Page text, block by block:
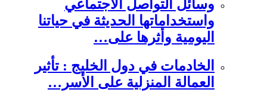
وسائل التواصل الاجتماعي
واستخداماتها الحديثة في حياتنا
اليومية وأثرها على…
الخادمات في دول الخليج : تأثير
العمالة المنزلية على الأسر…